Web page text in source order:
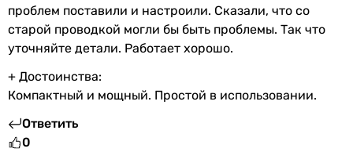
проблем поставили и настроили. Сказали, что со
старой проводкой могли бы быть проблемы. Так что
уточняйте детали. Работает хорошо.
+ Достоинства:
Компактный и мощный. Простой в использовании.
Ответить
0